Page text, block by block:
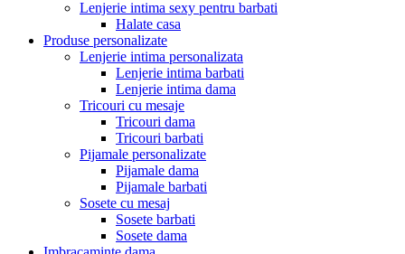
Lenjerie intima sexy pentru barbati
Halate casa
Produse personalizate
Lenjerie intima personalizata
Lenjerie intima barbati
Lenjerie intima dama
Tricouri cu mesaje
Tricouri dama
Tricouri barbati
Pijamale personalizate
Pijamale dama
Pijamale barbati
Sosete cu mesaj
Sosete barbati
Sosete dama